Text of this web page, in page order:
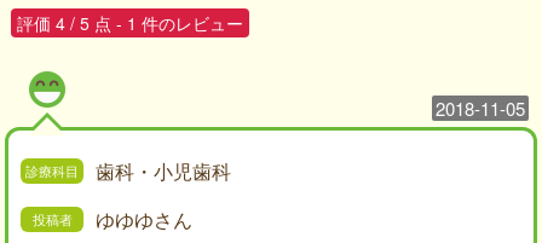
評価 4 / 5 点 - 1 件のレビュー
2018-11-05
歯科・小児歯科
ゆゆゆさん